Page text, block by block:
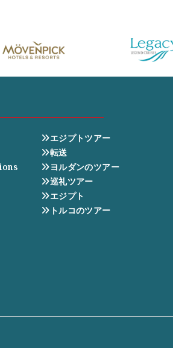
エジプトツアー
転送
ヨルダンのツアー
巡礼ツアー
エジプト
トルコのツアー